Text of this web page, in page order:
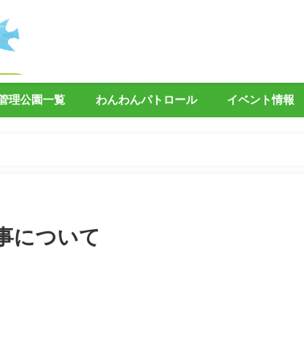
理公園一覧 わんわんパトロール イベント情報
について